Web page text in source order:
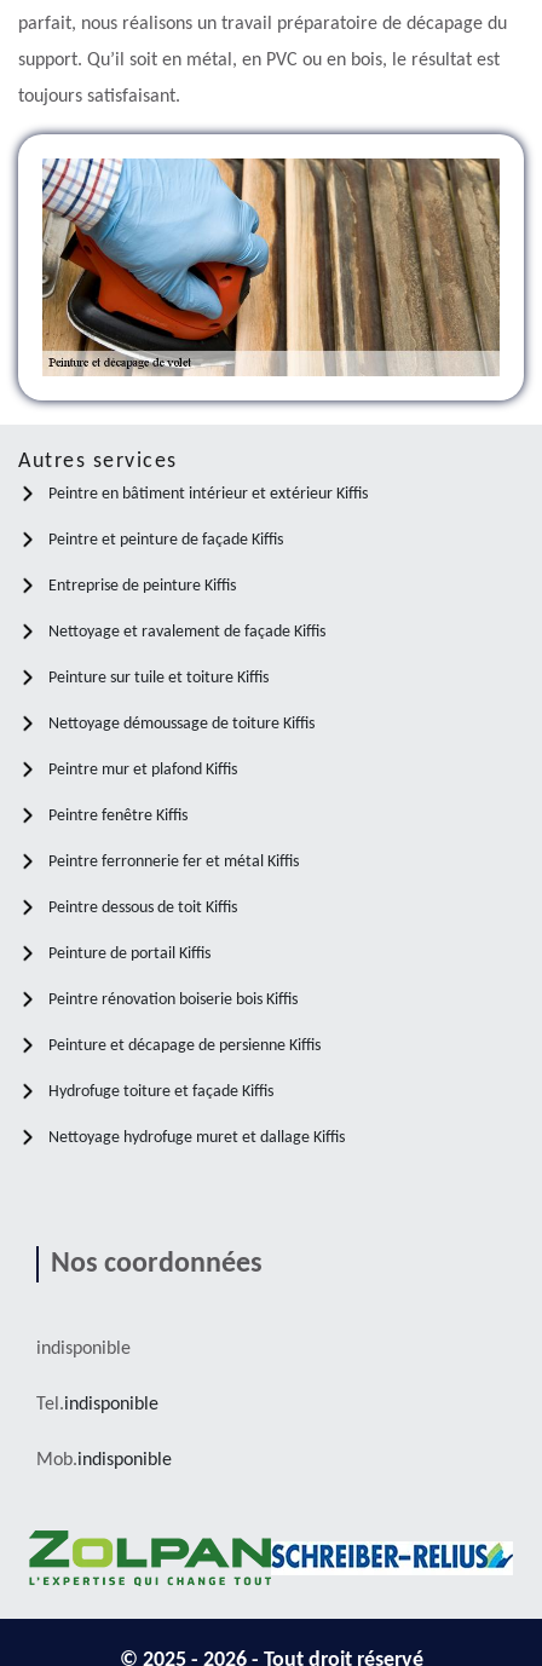
parfait, nous réalisons un travail préparatoire de décapage du
support. Qu’il soit en métal, en PVC ou en bois, le résultat est
toujours satisfaisant.
Autres services
Peintre en bâtiment intérieur et extérieur Kiffis
Peintre et peinture de façade Kiffis
Entreprise de peinture Kiffis
Nettoyage et ravalement de façade Kiffis
Peinture sur tuile et toiture Kiffis
Nettoyage démoussage de toiture Kiffis
Peintre mur et plafond Kiffis
Peintre fenêtre Kiffis
Peintre ferronnerie fer et métal Kiffis
Peintre dessous de toit Kiffis
Peinture de portail Kiffis
Peintre rénovation boiserie bois Kiffis
Peinture et décapage de persienne Kiffis
Hydrofuge toiture et façade Kiffis
Nettoyage hydrofuge muret et dallage Kiffis
Nos coordonnées
indisponible
Tel.indisponible
Mob.indisponible
© 2025 - 2026 - Tout droit réservé